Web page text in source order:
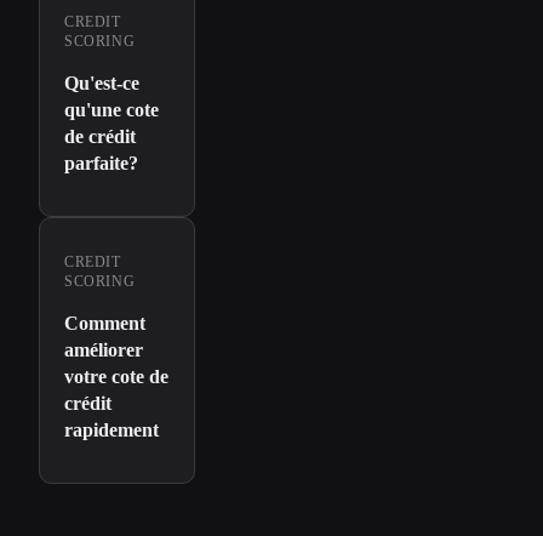
CREDIT
SCORING
Qu'est-ce
qu'une cote
de crédit
parfaite?
CREDIT
SCORING
Comment
améliorer
votre cote de
crédit
rapidement